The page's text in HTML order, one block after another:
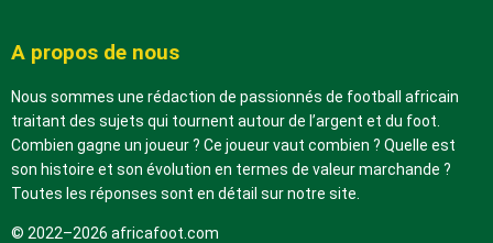
A propos de nous
Nous sommes une rédaction de passionnés de football africain
traitant des sujets qui tournent autour de l’argent et du foot.
Combien gagne un joueur ? Ce joueur vaut combien ? Quelle est
son histoire et son évolution en termes de valeur marchande ?
Toutes les réponses sont en détail sur notre site.
© 2022–2026 africafoot.com